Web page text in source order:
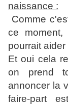
naissance :
Comme
ce
pourrait
Et oui cela
on prend
annoncer la
faire-part